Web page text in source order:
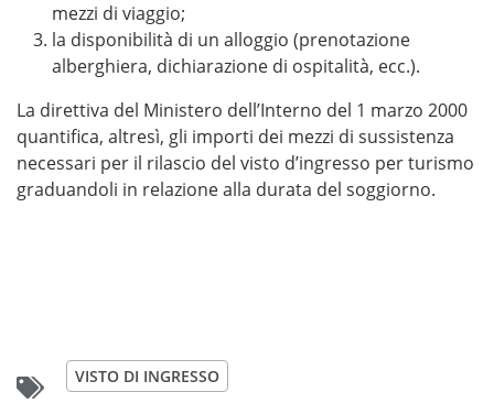
mezzi di viaggio;
la disponibilità di un alloggio (prenotazione
alberghiera, dichiarazione di ospitalità, ecc.).
La direttiva del Ministero dell’Interno del 1 marzo 2000
quantifica, altresì, gli importi dei mezzi di sussistenza
necessari per il rilascio del visto d’ingresso per turismo
graduandoli in relazione alla durata del soggiorno.
VISTO DI INGRESSO